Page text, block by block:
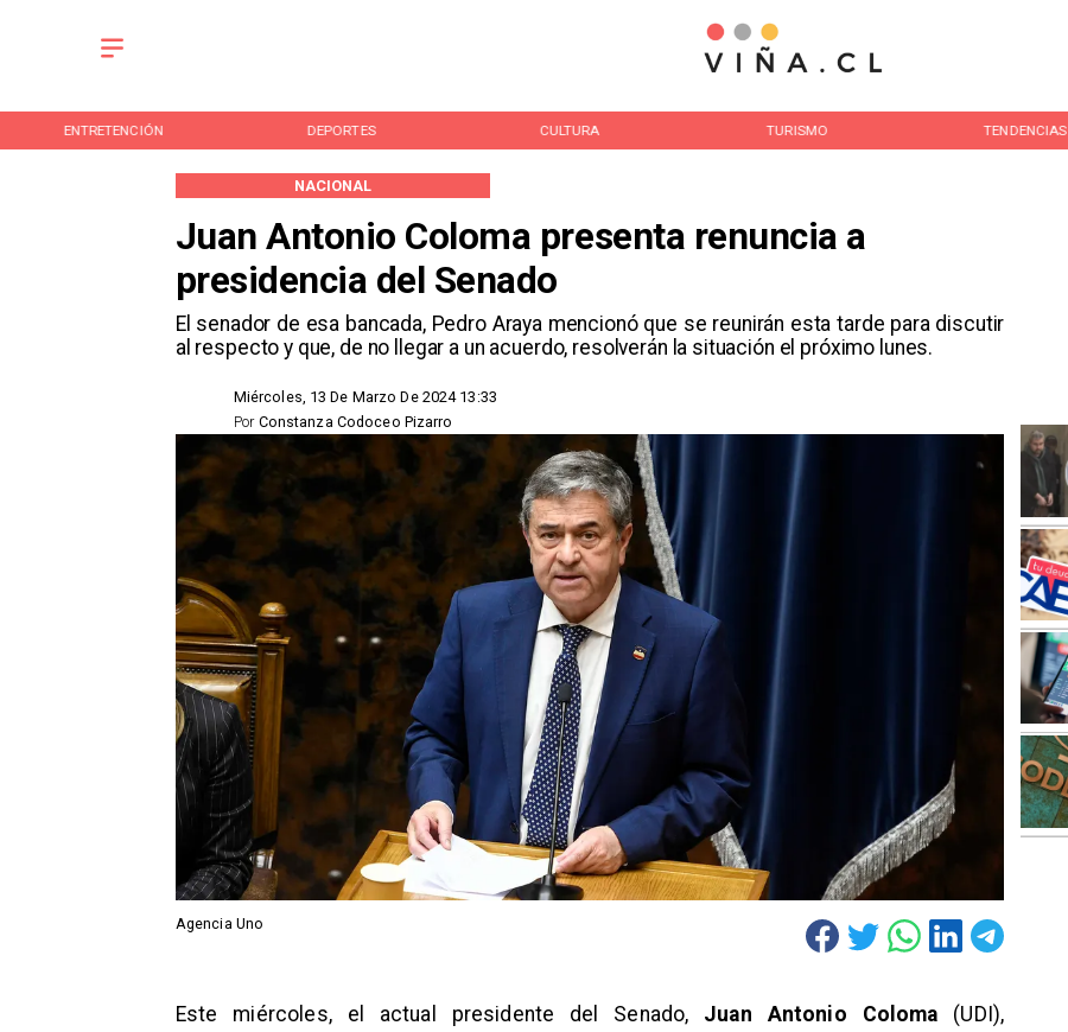
ENTRETENCIÓN DEPORTES CULTURA TURISMO TENDENCIAS
Juan Antonio Coloma presenta renuncia a
presidencia del Senado
​El senador de esa bancada, Pedro Araya mencionó que se reunirán esta tarde para discutir
al respecto y que, de no llegar a un acuerdo, resolverán la situación el próximo lunes.
NACIONAL
Miércoles, 13 De Marzo De 2024 13:33
Constanza Codoceo Pizarro
Por
Agencia Uno
Este miércoles, el actual presidente del Senado, Juan Antonio Coloma (UDI),